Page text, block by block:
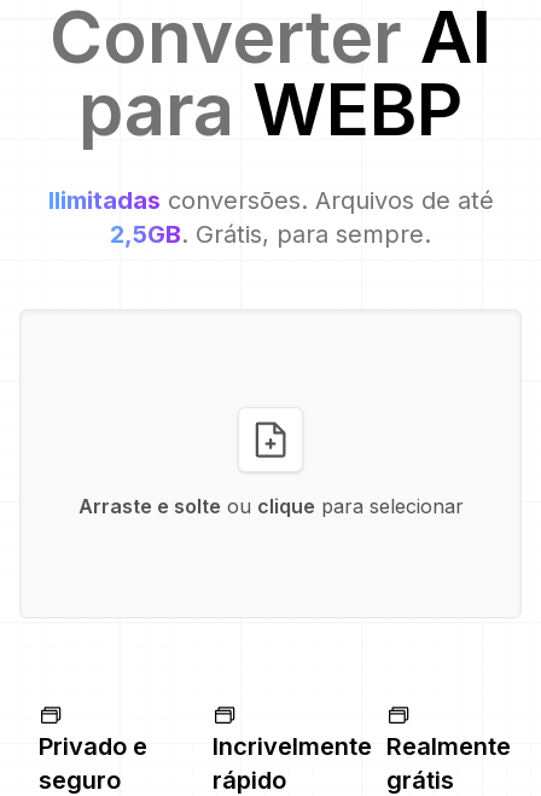
Converter AI
para WEBP
Ilimitadas conversões. Arquivos de até
2,5GB. Grátis, para sempre.
Arraste e solte ou clique para selecionar
Privado e
seguro
Incrivelmente
rápido
Realmente
grátis